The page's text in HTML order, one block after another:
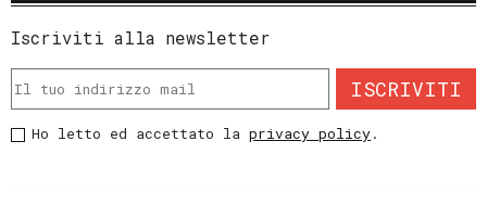
Iscriviti alla newsletter
ISCRIVITI
Ho letto ed accettato laprivacy policy.